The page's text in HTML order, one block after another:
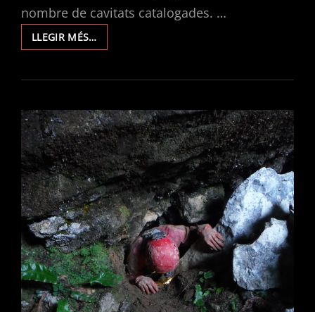
nombre de cavitats catalogades. …
LLEGIR MÉS…
EN
SERRA
2020